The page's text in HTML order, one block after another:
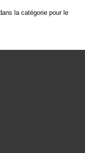
la catégorie pour le